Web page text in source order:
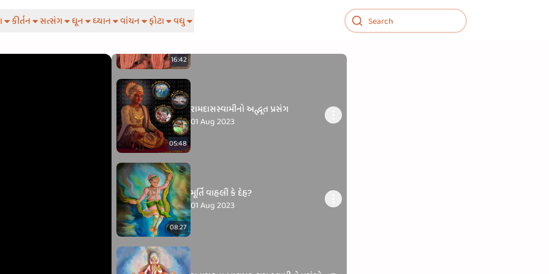
કીર્તન સત્સંગ ધૂન ધ્યાન વાંચન ફોટા વધુ
16:42
શ્રીજી મહારાજનાં અંતરનું તાન
05:48
રામદાસસ્વામીનો અદ્ભૂત પ્રસંગ
01 Aug 2023
08:27
મૂર્તિ વાહલી કે દેહ?
01 Aug 2023